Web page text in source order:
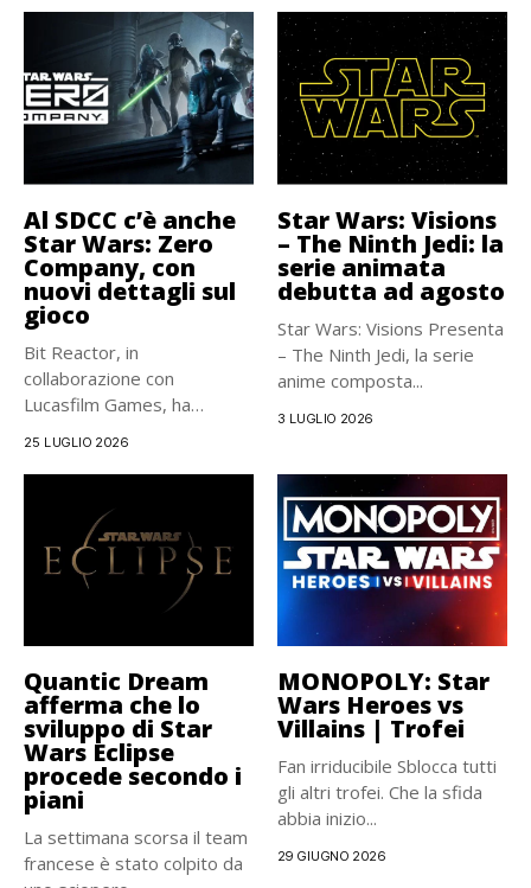
Al SDCC c’è anche
Star Wars: Zero
Company, con
nuovi dettagli sul
gioco
Bit Reactor, in
collaborazione con
Lucasfilm Games, ha
25 LUGLIO 2026
Star Wars: Visions
– The Ninth Jedi: la
serie animata
debutta ad agosto
Star Wars: Visions Presenta
– The Ninth Jedi, la serie
anime composta...
3 LUGLIO 2026
Quantic Dream
afferma che lo
sviluppo di Star
Wars Eclipse
procede secondo i
piani
La settimana scorsa il team
francese è stato colpito da
MONOPOLY: Star
Wars Heroes vs
Villains | Trofei
Fan irriducibile Sblocca tutti
gli altri trofei. Che la sfida
abbia inizio...
29 GIUGNO 2026